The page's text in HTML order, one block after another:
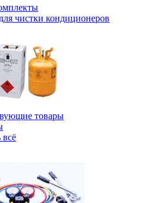
чистки кондиционеров
товары